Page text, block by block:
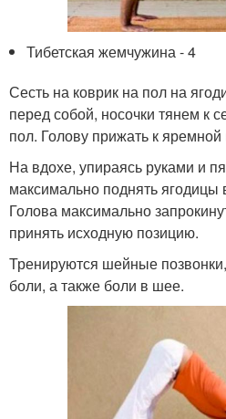
Тибетская жемчужина - 4
Сесть на коврик на пол на
перед собой, носочки тянем к
пол. Голову прижать к
На вдохе, упираясь руками и
максимально поднять ягодицы
Голова максимально
принять исходную позицию.
Тренируются шейные
боли, а также боли в шее.